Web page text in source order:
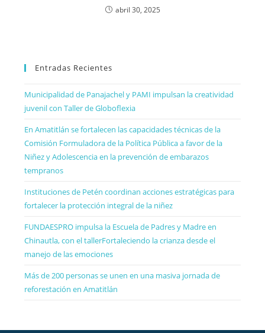
abril 30, 2025
Entradas Recientes
Municipalidad de Panajachel y PAMI impulsan la creatividad
juvenil con Taller de Globoflexia
En Amatitlán se fortalecen las capacidades técnicas de la
Comisión Formuladora de la Política Pública a favor de la
Niñez y Adolescencia en la prevención de embarazos
tempranos
Instituciones de Petén coordinan acciones estratégicas para
fortalecer la protección integral de la niñez
FUNDAESPRO impulsa la Escuela de Padres y Madre en
Chinautla, con el tallerFortaleciendo la crianza desde el
manejo de las emociones
Más de 200 personas se unen en una masiva jornada de
reforestación en Amatitlán